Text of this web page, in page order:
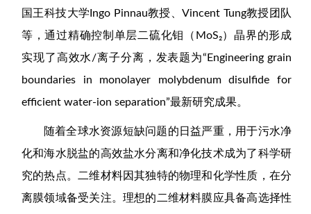
国王科技大学Ingo Pinnau教授、Vincent Tung教授团队
等，通过精确控制单层二硫化钼（MoS₂）晶界的形成
实现了高效水/离子分离，发表题为“Engineering grain
boundaries in monolayer molybdenum disulfide for
efficient water-ion separation”最新研究成果。
随着全球水资源短缺问题的日益严重，用于污水净
化和海水脱盐的高效盐水分离和净化技术成为了科学研
究的热点。二维材料因其独特的物理和化学性质，在分
离膜领域备受关注。理想的二维材料膜应具备高选择性